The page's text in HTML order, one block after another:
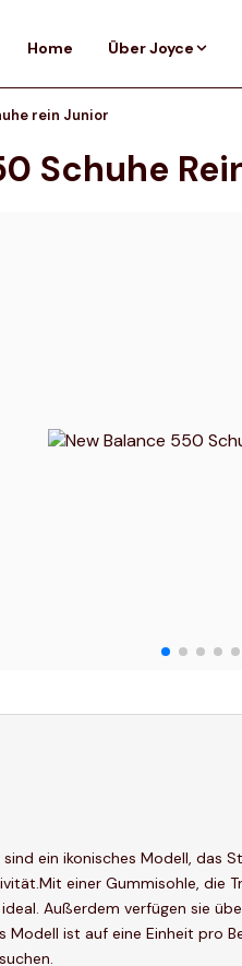
Home Über Joyce
rein Junior
Schuhe
ein ikonisches Modell,
einer Gummisohle, die
Außerdem verfügen sie
ist auf eine Einheit pro